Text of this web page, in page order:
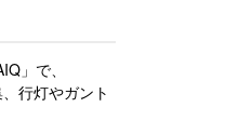
」で、
行灯やガント